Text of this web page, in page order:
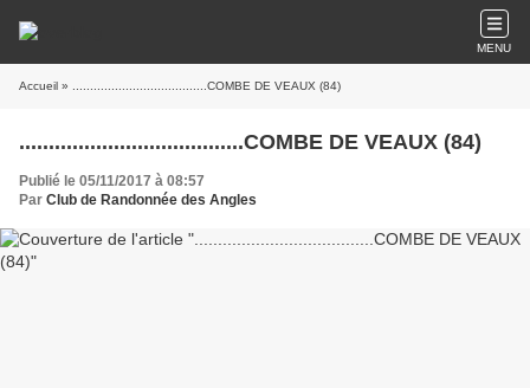
MENU
Accueil » ......................................COMBE DE VEAUX (84)
......................................COMBE DE VEAUX (84)
Publié le 05/11/2017 à 08:57
Par Club de Randonnée des Angles